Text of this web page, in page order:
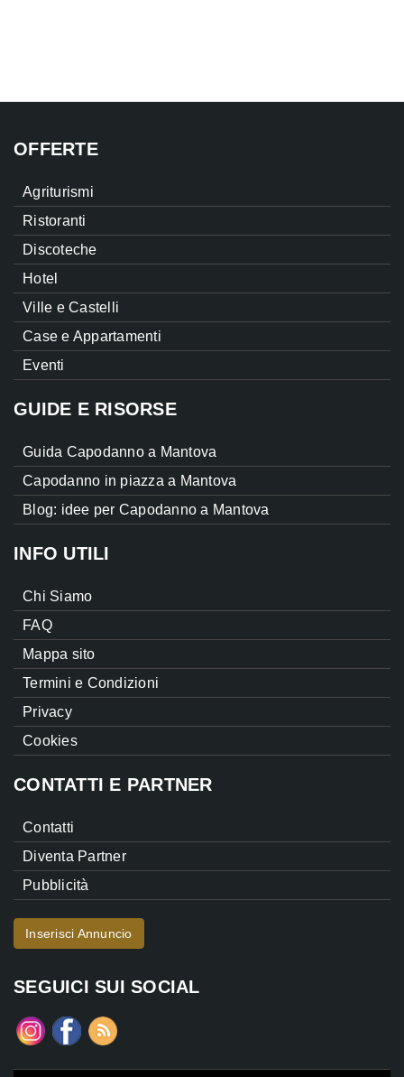
OFFERTE
Agriturismi
Ristoranti
Discoteche
Hotel
Ville e Castelli
Case e Appartamenti
Eventi
GUIDE E RISORSE
Guida Capodanno a Mantova
Capodanno in piazza a Mantova
Blog: idee per Capodanno a Mantova
INFO UTILI
Chi Siamo
FAQ
Mappa sito
Termini e Condizioni
Privacy
Cookies
CONTATTI E PARTNER
Contatti
Diventa Partner
Pubblicità
Inserisci Annuncio
SEGUICI SUI SOCIAL